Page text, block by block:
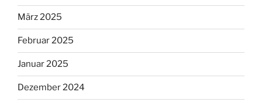
März 2025
Februar 2025
Januar 2025
Dezember 2024